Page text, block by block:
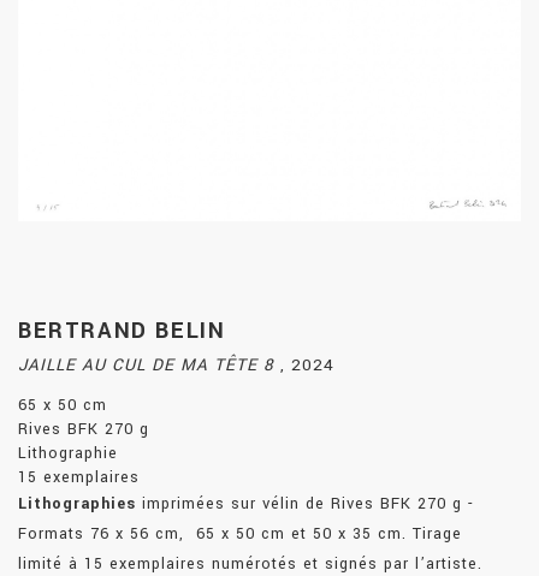
BERTRAND BELIN
JAILLE AU CUL DE MA TÊTE 8 , 2024
65 x 50 cm
Rives BFK 270 g
Lithographie
15 exemplaires
Lithographies imprimées sur vélin de Rives BFK 270 g -
Formats 76 x 56 cm, 65 x 50 cm et 50 x 35 cm. Tirage
limité à 15 exemplaires numérotés et signés par l’artiste.